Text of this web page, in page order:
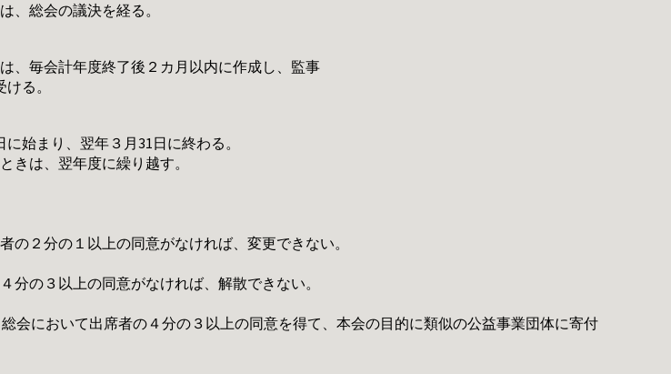
総会の議決を経る。
、毎会計年度終了後２カ月以内に作成し、監事
る。
始まり、翌年３月31日に終わる。
は、翌年度に繰り越す。
２分の１以上の同意がなければ、変更できない。
の３以上の同意がなければ、解散できない。
会において出席者の４分の３以上の同意を得て、本会の目的に類似の公益事業団体に寄付